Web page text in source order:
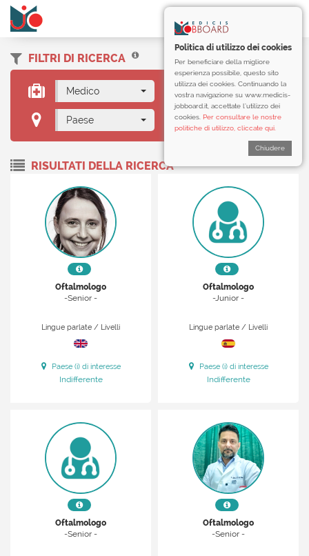
Politica di utilizzo dei cookies
Per beneficiare della migliore
esperienza possibile, questo sito
utilizza dei cookies. Continuando la
vostra navigazione su www.medicis-
jobboard.it, accettate l’utilizzo dei
cookies. Per consultare le nostre
politiche di utilizzo, cliccate qui.
Chiudere
FILTRI DI RICERCA
Medico Oftalmologo
Paese
RISULTATI DELLA RICERCA
Oftalmologo
-Senior -
Lingue parlate / Livelli
Paese (i) di interesse
Indifferente
Oftalmologo
-Junior -
Lingue parlate / Livelli
Paese (i) di interesse
Indifferente
Oftalmologo
-Senior -
Oftalmologo
-Senior -